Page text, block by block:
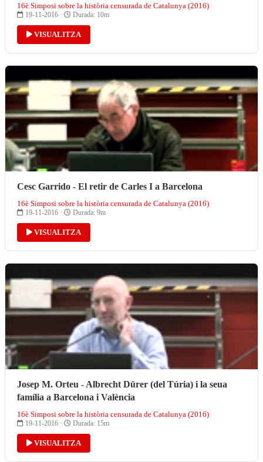
16è Simposi sobre la història censurada de Catalunya (2016)
19-11-2016 · Durada: 10m
VISUALITZA
Cesc Garrido - El retir de Carles I a Barcelona
16è Simposi sobre la història censurada de Catalunya (2016)
19-11-2016 · Durada: 9m
VISUALITZA
Josep M. Orteu - Albrecht Dürer (del Túria) i la seua
família a Barcelona i València
16è Simposi sobre la història censurada de Catalunya (2016)
19-11-2016 · Durada: 15m
VISUALITZA